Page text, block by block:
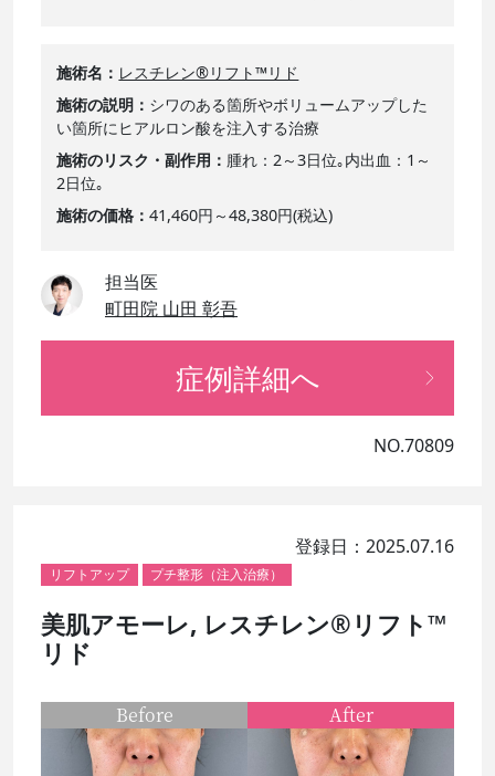
施術名
レスチレン®リフト™リド
施術の説明
シワのある箇所やボリュームアップした
い箇所にヒアルロン酸を注入する治療
施術のリスク・副作用
腫れ：2～3日位｡内出血：1～
2日位｡
施術の価格
41,460円～48,380円(税込)
担当医
町田院 山田 彰吾
症例詳細へ
NO.70809
登録日：2025.07.16
リフトアップ プチ整形（注入治療）
美肌アモーレ, レスチレン®リフト™
リド
Before After